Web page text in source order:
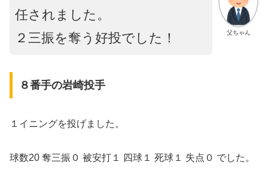
父ちゃん
任されました。
２三振を奪う好投でした！
８番手の岩崎投手
１イニングを投げました。
球数20 奪三振０ 被安打１ 四球１ 死球１ 失点０ でした。